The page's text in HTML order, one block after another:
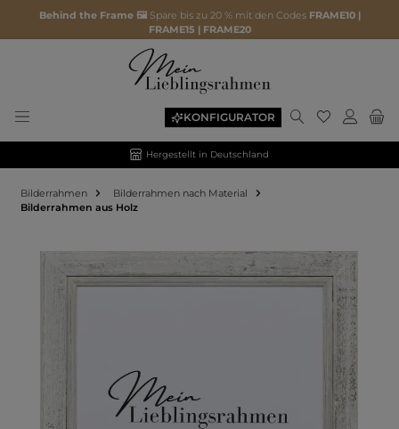
Behind the Frame 🖼️ Spare bis zu 20 % mit den Codes FRAME10 |
FRAME15 | FRAME20
KONFIGURATOR
Hergestellt in Deutschland
Bilderrahmen
Bilderrahmen nach Material
Bilderrahmen aus Holz